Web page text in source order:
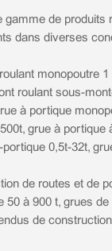
gamme de produits
dans diverses
monopoutre
roulant sous-
à portique
grue à portique
0,5t-32t,
de routes et de
50 à 900 t, grues
de